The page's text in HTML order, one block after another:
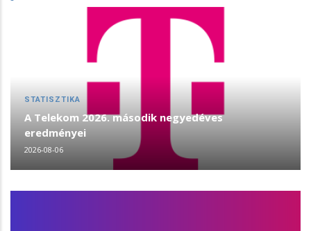
STATISZTIKA
A Telekom 2026. második negyedéves
eredményei
2026-08-06